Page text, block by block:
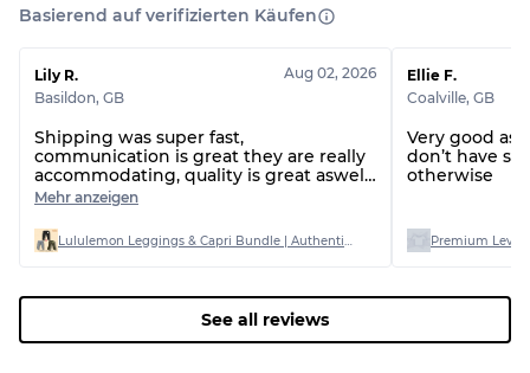
Basierend auf verifizierten Käufen
Lily R.
Basildon, GB
Aug 02, 2026
Shipping was super fast,
communication is great they are really
accommodating, quality is great aswell
I bought AB graded and only one item
had a stain on out of 20
Mehr anzeigen
Ellie F.
Coalville, GB
Very good as
don’t have
otherwise
Premium
See all reviews